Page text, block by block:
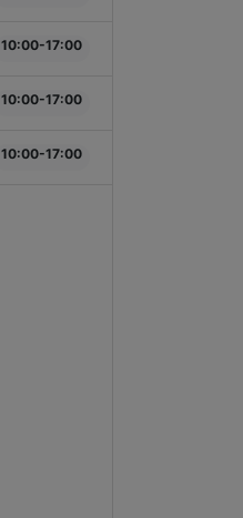
10:00-17:00
10:00-17:00
10:00-17:00